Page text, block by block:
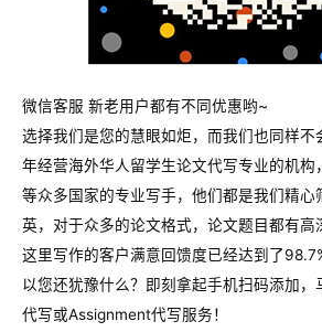
微信客服 新老用户都有不同优惠哟~
选择我们是您的慧眼如炬，而我们也同样不
年经营海外华人留学生论文代写专业的机构
等众多国家的专业写手，他们都是我们精心
英，对于众多的论文格式，论文题目都有高
这里写作的客户满意回馈度已经达到了
以您还犹豫什么？即刻拿起手机扫码添加，
代写或Assignment代写服务！